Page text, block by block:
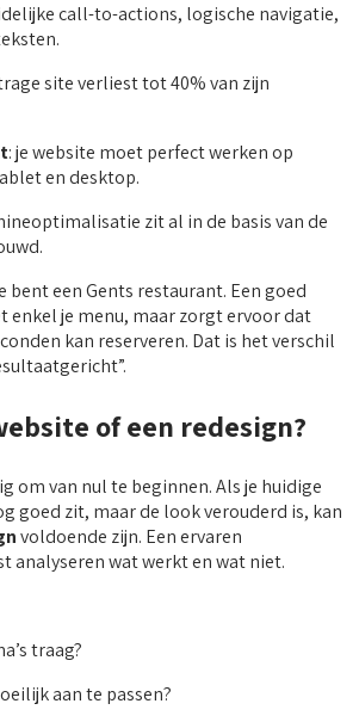
call-to-actions, logische navigatie,
site verliest tot 40% van zijn
: je website moet perfect werken op
en desktop.
zit al in de basis van de
bent een Gents restaurant. Een goed
enkel je menu, maar zorgt ervoor dat
kan reserveren. Dat is het verschil
of een redesign?
om van nul te beginnen. Als je huidige
goed zit, maar de look verouderd is, kan
voldoende zijn. Een ervaren
analyseren wat werkt en wat niet.
traag?
aan te passen?